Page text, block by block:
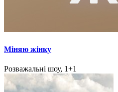
Міняю жінку
Розважальні шоу, 1+1